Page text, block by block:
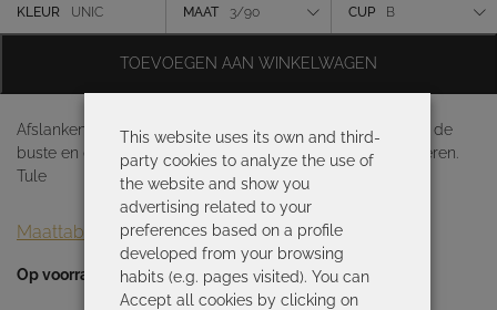
was:
is:
Kleur
KLEUR UNIC MAAT 3/90 CUP B
Afslankend zwempak met uitneembare cups, naad onder de
buste en drapering aan de zijkanten om het figuur te flatteren.
Tule
Maattabel
Op voorraad
TOEVOEGEN AAN WINKELWAGEN
This website uses its own and third-
party cookies to analyze the use of
the website and show you
advertising related to your
preferences based on a profile
developed from your browsing
habits (e.g. pages visited). You can
Accept all cookies by clicking on